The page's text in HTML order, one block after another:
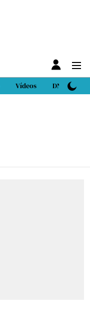
Vídeos DN Sport